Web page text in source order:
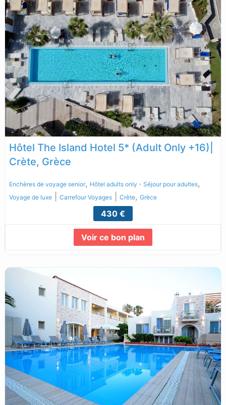
Hôtel The Island Hotel 5* (Adult Only +16)|
Crète, Grèce
Enchères de voyage senior, Hôtel adults only - Séjour pour adultes,
Voyage de luxe| Carrefour Voyages| Crète, Grèce
430 €
Voir ce bon plan
Lire la suite...